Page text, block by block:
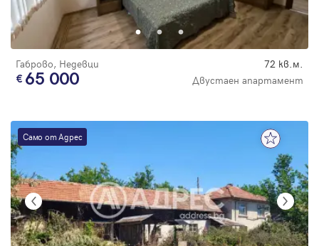
Габрово, Недевци 72 кв.м.
65 000 Двустаен апартамент
Само от Адрес
Парола
Регистрация